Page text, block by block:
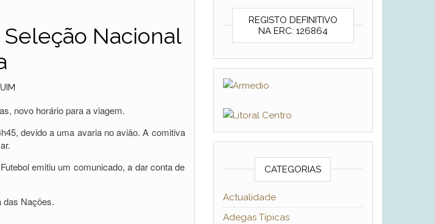
Nacional
novo horário para a viagem.
devido a uma avaria no avião. A comitiva
emitiu um comunicado, a dar conta de
das Nações.
REGISTO DEFINITIVO
NA ERC: 126864
CATEGORIAS
Actualidade
Adegas Típicas